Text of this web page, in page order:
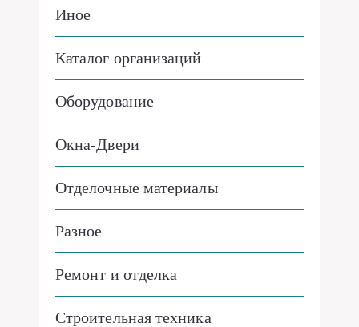
Иное
Каталог организаций
Оборудование
Окна-Двери
Отделочные материалы
Разное
Ремонт и отделка
Строительная техника